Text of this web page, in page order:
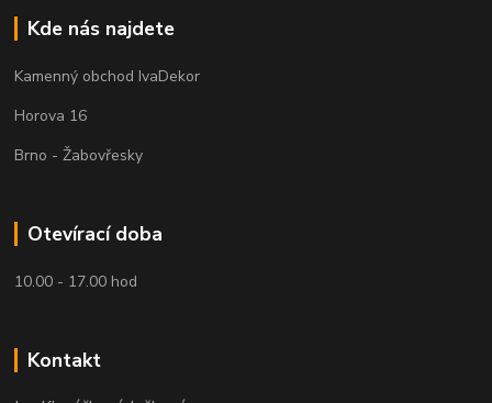
Kde nás najdete
Kamenný obchod IvaDekor
Horova 16
Brno - Žabovřesky
Otevírací doba
10.00 - 17.00 hod
Kontakt